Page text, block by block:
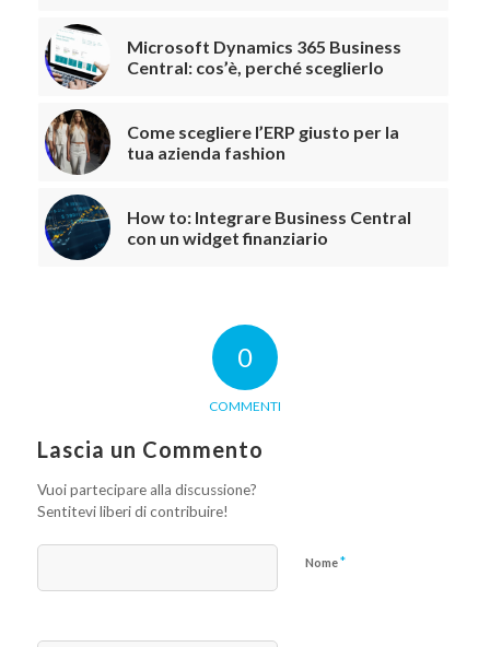
Microsoft Dynamics 365 Business
Central: cos’è, perché sceglierlo
Come scegliere l’ERP giusto per la
tua azienda fashion
How to: Integrare Business Central
con un widget finanziario
0
COMMENTI
Lascia un Commento
Vuoi partecipare alla discussione?
Sentitevi liberi di contribuire!
Nome*